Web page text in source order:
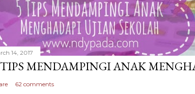
14, 2017
MENDAMPINGI ANAK
62 comments